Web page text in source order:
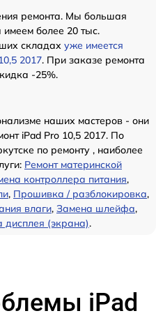
ремонта. Мы большая
имеем более 20 тыс.
складах уже имеется
2017. При заказе ремонта
-25%.
наших мастеров - они
iPad Pro 10,5 2017. По
по ремонту , наиболее
Ремонт материнской
контроллера питания,
, Прошивка / разблокировка,
влаги, Замена шлейфа,
дисплея (экрана).
iPad